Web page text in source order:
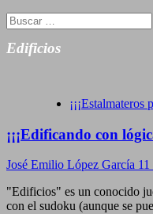
Buscar:
Edificios
¡¡¡Estalmateros
¡¡¡Edificando con
José Emilio López García
"Edificios" es un conocido
con el sudoku (aunque se